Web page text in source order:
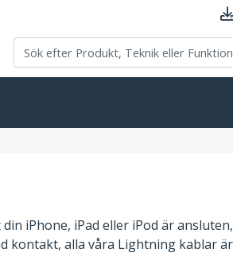
iPhone, iPad eller iPod är
alla våra Lightning kablar